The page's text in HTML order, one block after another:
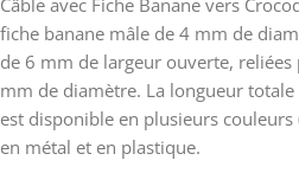
Câble avec Fiche Banane vers
fiche banane mâle de 4 mm de
de 6 mm de largeur ouverte,
mm de diamètre. La longueur
est disponible en plusieurs
en métal et en plastique.